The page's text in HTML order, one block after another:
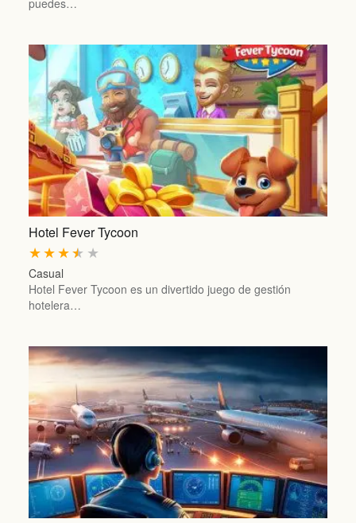
puedes…
Hotel Fever Tycoon
★
★
★
★
★
Casual
Hotel Fever Tycoon es un divertido juego de gestión
hotelera…